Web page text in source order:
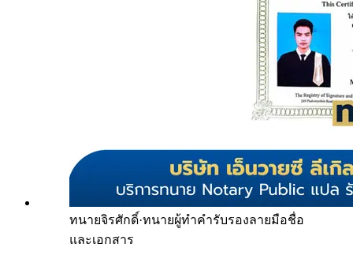
ทนายจิรศักดิ์·ทนายผู้ทำคำรับรองลายมือชื่อ
และเอกสาร